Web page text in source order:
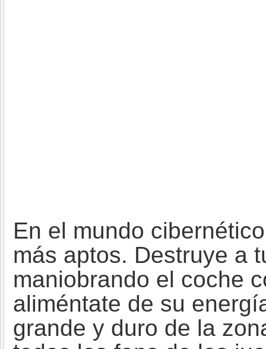
En el mundo
más aptos. Destruye a
maniobrando el coche
aliméntate de su
grande y duro de la